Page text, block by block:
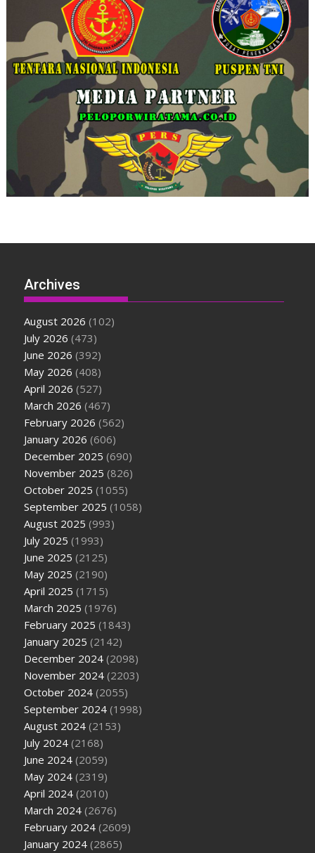
Archives
August 2026 (102)
July 2026 (473)
June 2026 (392)
May 2026 (408)
April 2026 (527)
March 2026 (467)
February 2026 (562)
January 2026 (606)
December 2025 (690)
November 2025 (826)
October 2025 (1055)
September 2025 (1058)
August 2025 (993)
July 2025 (1993)
June 2025 (2125)
May 2025 (2190)
April 2025 (1715)
March 2025 (1976)
February 2025 (1843)
January 2025 (2142)
December 2024 (2098)
November 2024 (2203)
October 2024 (2055)
September 2024 (1998)
August 2024 (2153)
July 2024 (2168)
June 2024 (2059)
May 2024 (2319)
April 2024 (2010)
March 2024 (2676)
February 2024 (2609)
January 2024 (2865)